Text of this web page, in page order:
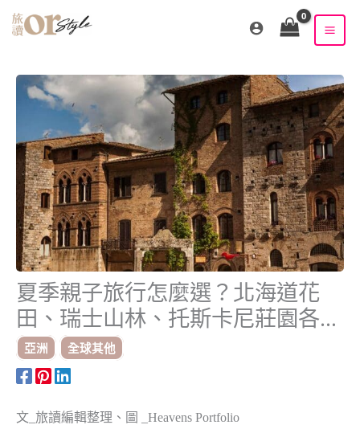
夏季親子旅行怎麼選？北海道花
田、瑞士山林、托斯卡尼莊園各有
玩法
亞洲 全球其他
文_旅讀編輯整理、圖 _Heavens Portfolio